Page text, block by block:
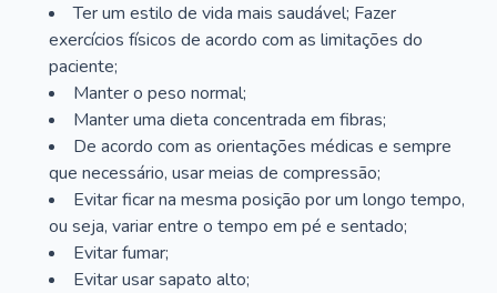
Ter um estilo de vida mais saudável; Fazer
exercícios físicos de acordo com as limitações do
paciente;
Manter o peso normal;
Manter uma dieta concentrada em fibras;
De acordo com as orientações médicas e sempre
que necessário, usar meias de compressão;
Evitar ficar na mesma posição por um longo tempo,
ou seja, variar entre o tempo em pé e sentado;
Evitar fumar;
Evitar usar sapato alto;